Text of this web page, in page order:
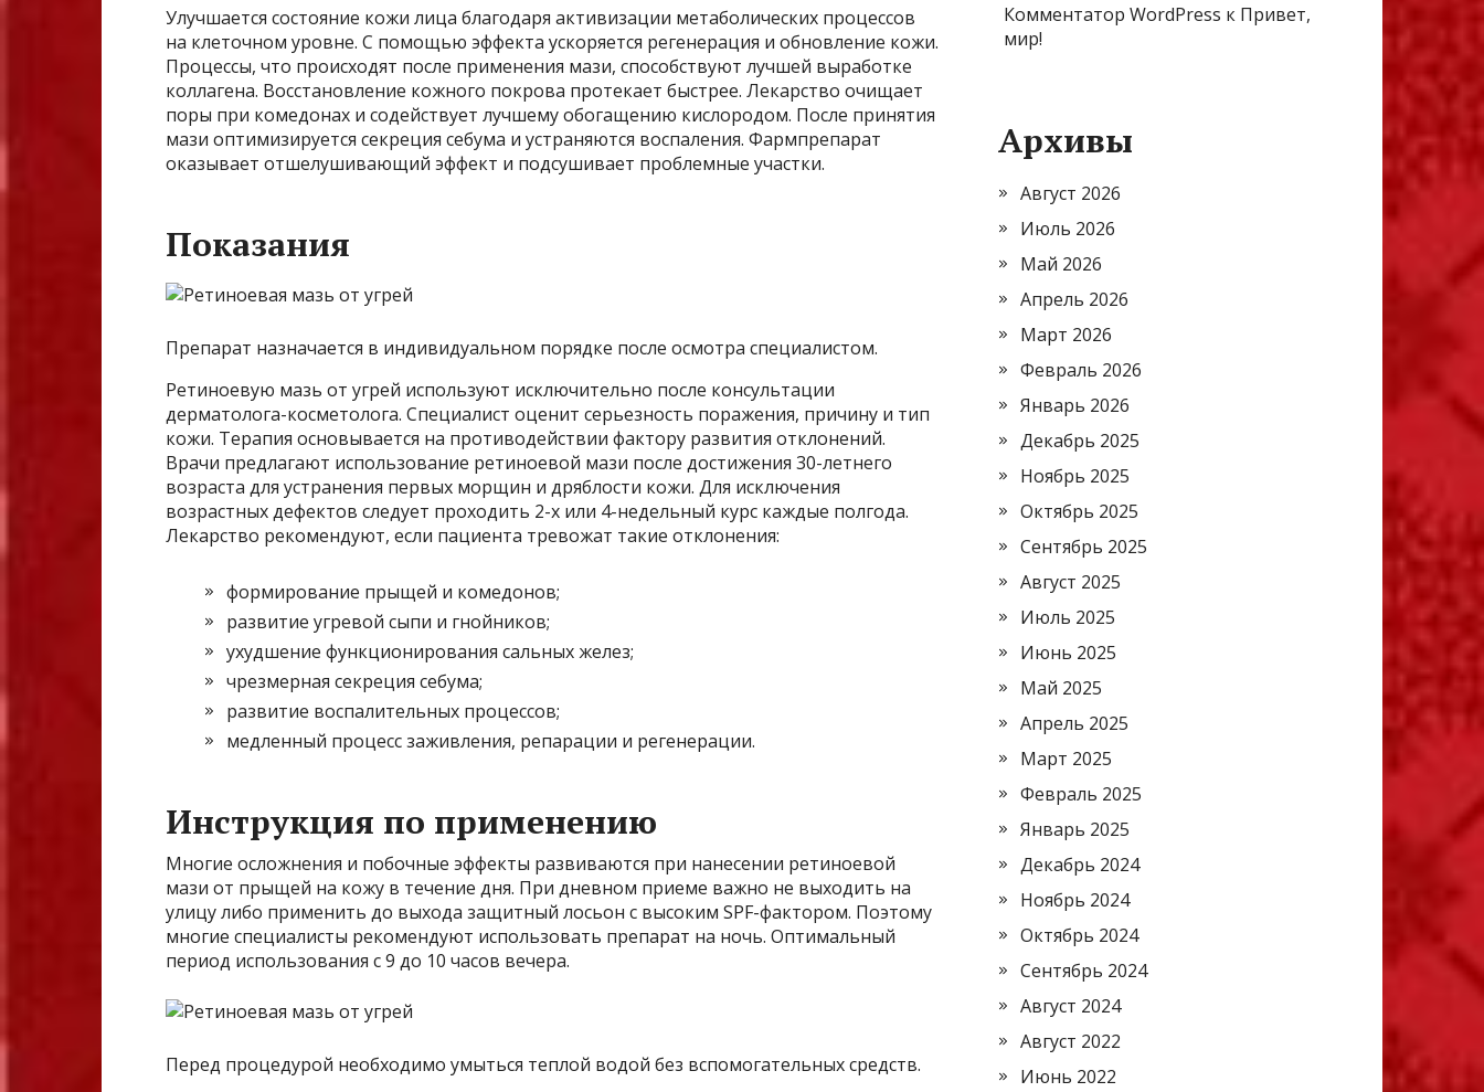
Улучшается состояние кожи лица благодаря активизации метаболических процессов
на клеточном уровне. С помощью эффекта ускоряется регенерация и обновление кожи.
Процессы, что происходят после применения мази, способствуют лучшей выработке
коллагена. Восстановление кожного покрова протекает быстрее. Лекарство очищает
поры при комедонах и содействует лучшему обогащению кислородом. После принятия
мази оптимизируется секреция себума и устраняются воспаления. Фармпрепарат
оказывает отшелушивающий эффект и подсушивает проблемные участки.
Показания
Препарат назначается в индивидуальном порядке после осмотра специалистом.
Ретиноевую мазь от угрей используют исключительно после консультации
дерматолога-косметолога. Специалист оценит серьезность поражения, причину и тип
кожи. Терапия основывается на противодействии фактору развития отклонений.
Врачи предлагают использование ретиноевой мази после достижения 30-летнего
возраста для устранения первых морщин и дряблости кожи. Для исключения
возрастных дефектов следует проходить 2-х или 4-недельный курс каждые полгода.
Лекарство рекомендуют, если пациента тревожат такие отклонения:
формирование прыщей и комедонов;
развитие угревой сыпи и гнойников;
ухудшение функционирования сальных желез;
чрезмерная секреция себума;
развитие воспалительных процессов;
медленный процесс заживления, репарации и регенерации.
Инструкция по применению
Многие осложнения и побочные эффекты развиваются при нанесении ретиноевой
мази от прыщей на кожу в течение дня. При дневном приеме важно не выходить на
улицу либо применить до выхода защитный лосьон с высоким SPF-фактором. Поэтому
многие специалисты рекомендуют использовать препарат на ночь. Оптимальный
период использования с 9 до 10 часов вечера.
Перед процедурой необходимо умыться теплой водой без вспомогательных средств.
Комментатор WordPress к Привет,
мир!
Архивы
Август 2026
Июль 2026
Май 2026
Апрель 2026
Март 2026
Февраль 2026
Январь 2026
Декабрь 2025
Ноябрь 2025
Октябрь 2025
Сентябрь 2025
Август 2025
Июль 2025
Июнь 2025
Май 2025
Апрель 2025
Март 2025
Февраль 2025
Январь 2025
Декабрь 2024
Ноябрь 2024
Октябрь 2024
Сентябрь 2024
Август 2024
Август 2022
Июнь 2022